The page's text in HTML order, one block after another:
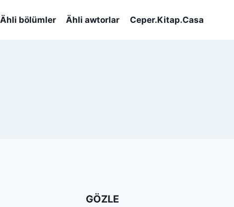
Ähli bölümler Ähli awtorlar Ceper.Kitap.Casa
GÖZLE